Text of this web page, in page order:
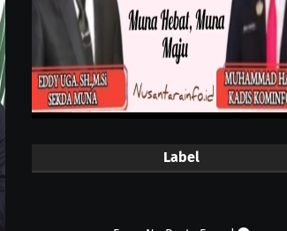
Label